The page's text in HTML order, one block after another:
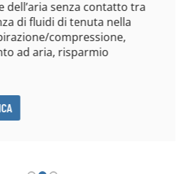
dell’aria senza contatto tra
di fluidi di tenuta nella
compressione,
ad aria, risparmio